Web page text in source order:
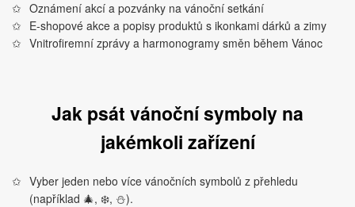
Oznámení akcí a pozvánky na vánoční setkání
E‑shopové akce a popisy produktů s ikonkami dárků a zimy
Vnitrofiremní zprávy a harmonogramy směn během Vánoc
Jak psát vánoční symboly na
jakémkoli zařízení
Vyber jeden nebo více vánočních symbolů z přehledu
(například 🎄, ❄️, ⛄).